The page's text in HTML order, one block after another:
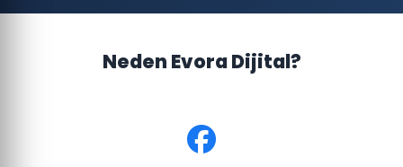
Neden Evora Dijital?